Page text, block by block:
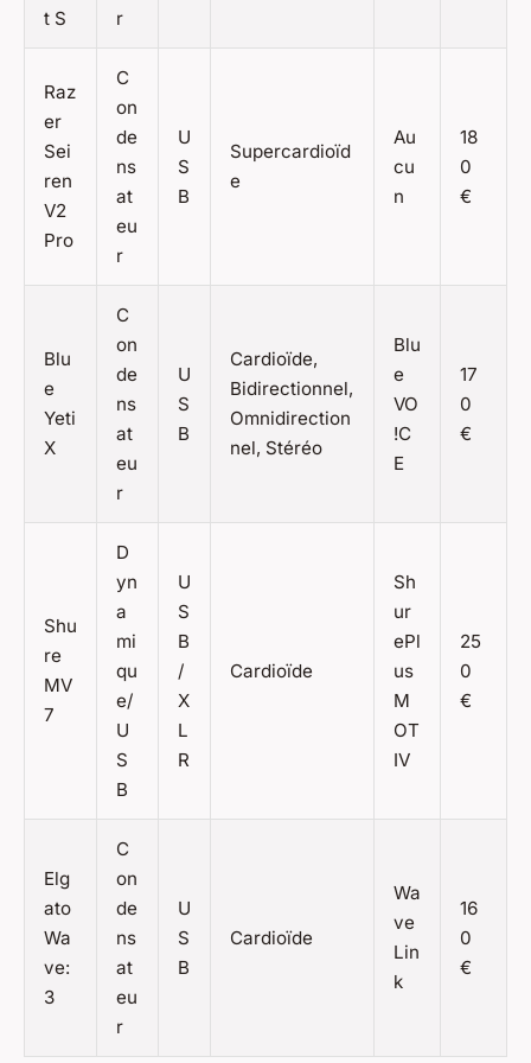
t S
r
Raz
er
Sei
ren
V2
Pro
C
on
de
ns
at
eu
r
U
S
B
Supercardioïd
e
Au
cu
n
18
0
€
Blu
e
Yeti
X
C
on
de
ns
at
eu
r
U
S
B
Cardioïde,
Bidirectionnel,
Omnidirection
nel, Stéréo
Blu
e
VO
!C
E
17
0
€
Shu
re
MV
7
D
yn
a
mi
qu
e/
U
S
B
U
S
B
/
X
L
R
Cardioïde
Sh
ur
ePl
us
M
OT
IV
25
0
€
Elg
ato
Wa
ve:
3
C
on
de
ns
at
eu
r
U
S
B
Cardioïde
Wa
ve
Lin
k
16
0
€